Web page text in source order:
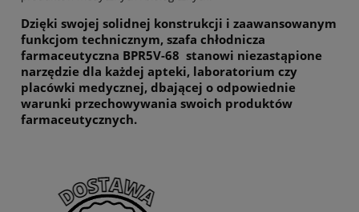
Dzięki swojej solidnej konstrukcji i zaawansowanym
funkcjom technicznym, szafa chłodnicza
farmaceutyczna BPR5V-68 stanowi niezastąpione
narzędzie dla każdej apteki, laboratorium czy
placówki medycznej, dbającej o odpowiednie
warunki przechowywania swoich produktów
farmaceutycznych.